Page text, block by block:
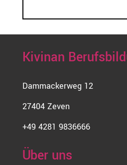
Kivinan
Dammackerweg 12
27404 Zeven
+49 4281 9836666
Über uns